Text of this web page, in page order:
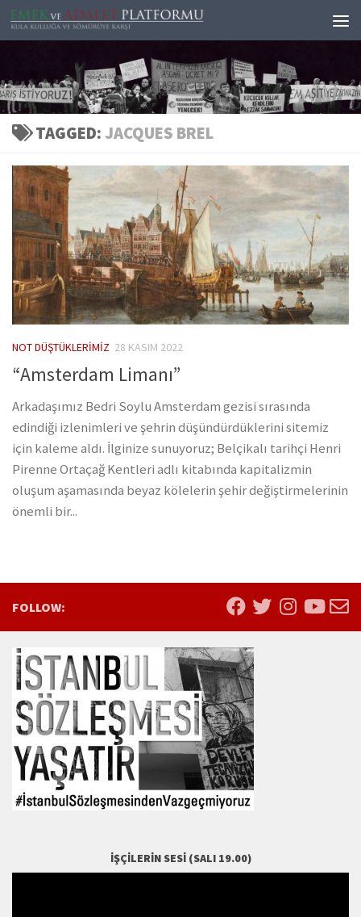
Skip to content
TAGGED:JACQUES BREL
NOT DÜŞTÜKLERIMIZ 28 KASIM 2022
“Amsterdam Limanı”
Arkadaşımız Bedri Soylu Amsterdam gezisi sırasında
edindiği izlenimleri ve şehrin düşündürdüklerini sitemiz
için kaleme aldı. İlginize sunuyoruz; Belçikalı tarihçi Henri
Pirenne Ortaçağ Kentleri adlı kitabında kapitalizmin
oluşum aşamasında beyaz kölelerin şehir değiştirmelerinin
önemli bir...
FOLLOW:
İŞÇILERIN SESI (SALI 19.00)